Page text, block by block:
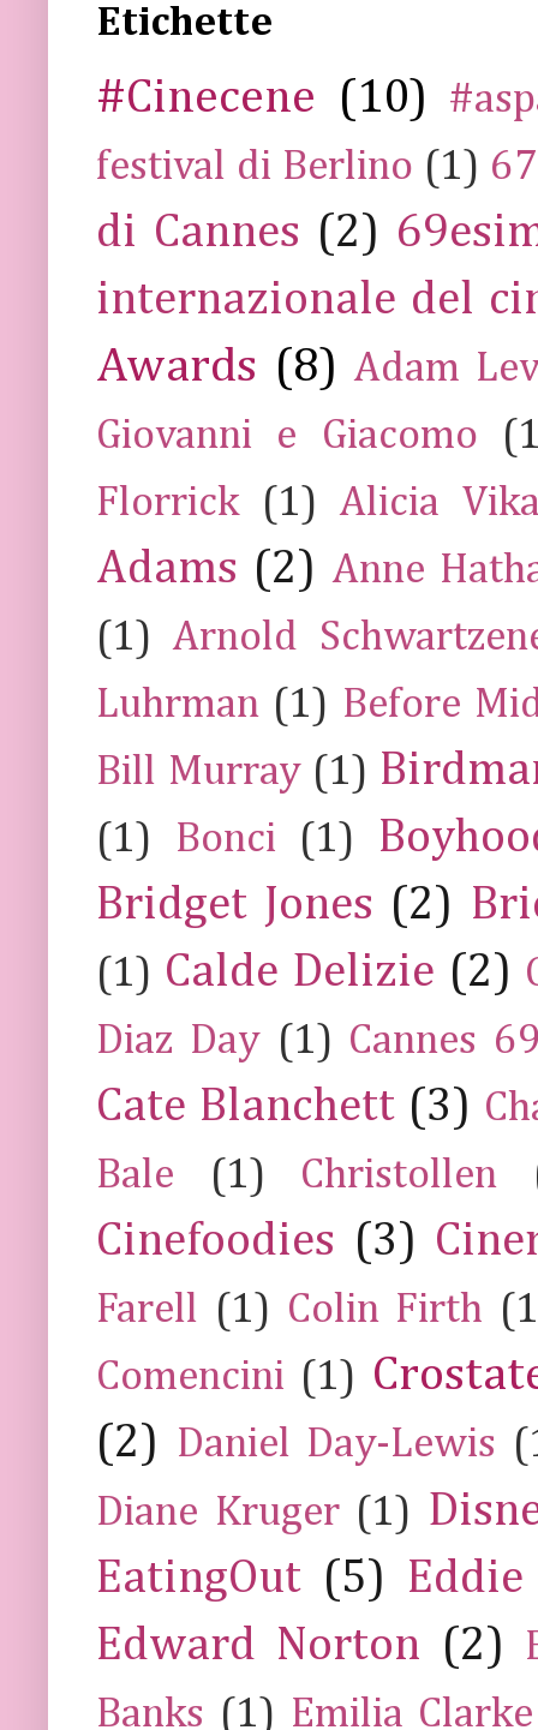
Etichette
#Cinecene (10)
festival di Berlino (1)
di Cannes (2)
internazionale del
Awards (8) Adam
Giovanni e Giacomo
Florrick
(1) Alicia
Adams (2) Anne
(1) Arnold
Luhrman (1) Before
Bill Murray (1)
(1) Bonci (1)
Bridget Jones (2)
(1) Calde Delizie (2)
Diaz Day (1) Cannes
Cate Blanchett (3)
Bale
(1) Christollen
Cinefoodies (3)
Farell (1) Colin Firth
Comencini (1)
(2) Daniel Day-Lewis
Diane Kruger (1)
EatingOut (5) Eddie
Edward Norton (2)
Banks (1) Emilia Clarke